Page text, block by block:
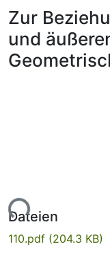
FAQ
Leitlinien
Zurück zur
Zur
und
Lade...
Dateien
110.pdf (204.3 KB)